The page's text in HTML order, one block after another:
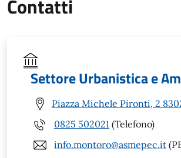
Contatti
Settore Urbanistica e
Piazza Michele Pironti, 2
0825 502021 (Telefono)
info.montoro@asmepec.it